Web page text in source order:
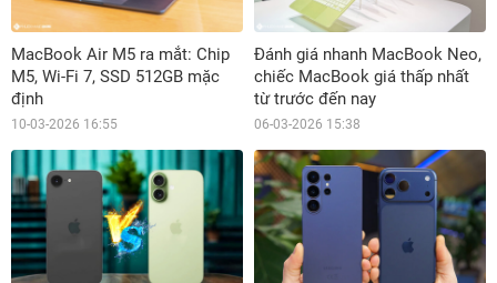
MacBook Air M5 ra mắt: Chip
M5, Wi-Fi 7, SSD 512GB mặc
định
10-03-2026 16:55
Đánh giá nhanh MacBook Neo,
chiếc MacBook giá thấp nhất
từ trước đến nay
06-03-2026 15:38